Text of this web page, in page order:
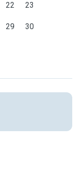
22 23
29 30